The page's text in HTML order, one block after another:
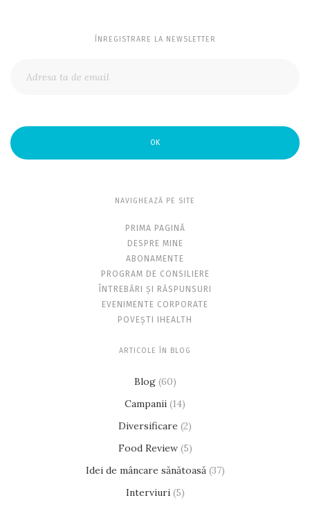
ÎNREGISTRARE LA NEWSLETTER
OK
NAVIGHEAZĂ PE SITE
PRIMA PAGINĂ
DESPRE MINE
ABONAMENTE
PROGRAM DE CONSILIERE
ÎNTREBĂRI ȘI RĂSPUNSURI
EVENIMENTE CORPORATE
POVEȘTI IHEALTH
ARTICOLE ÎN BLOG
Blog(60)
Campanii (14)
Diversificare (2)
Food Review(5)
Idei de mâncare sănătoasă(37)
Interviuri(5)